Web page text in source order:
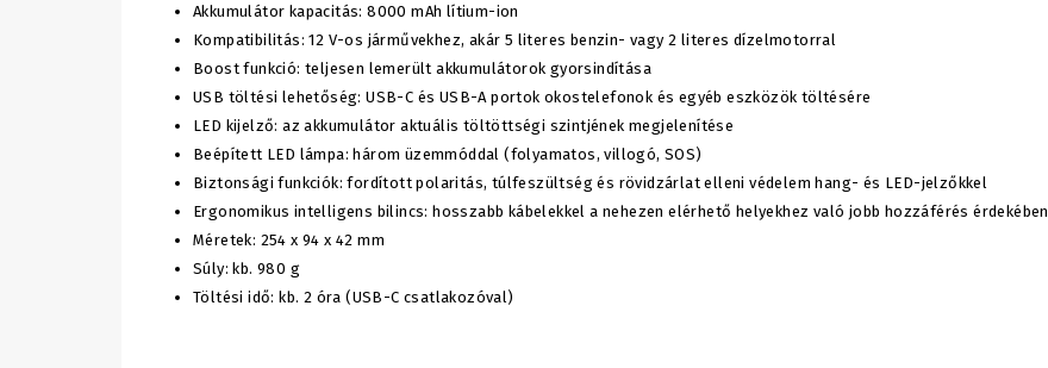
Akkumulátor kapacitás: 8000 mAh lítium-ion
Kompatibilitás: 12 V-os járművekhez, akár 5 literes benzin- vagy 2 literes dízelmotorral
Boost funkció: teljesen lemerült akkumulátorok gyorsindítása
USB töltési lehetőség: USB-C és USB-A portok okostelefonok és egyéb eszközök töltésére
LED kijelző: az akkumulátor aktuális töltöttségi szintjének megjelenítése
Beépített LED lámpa: három üzemmóddal (folyamatos, villogó, SOS)
Biztonsági funkciók: fordított polaritás, túlfeszültség és rövidzárlat elleni védelem hang- és LED-jelzőkkel
Ergonomikus intelligens bilincs: hosszabb kábelekkel a nehezen elérhető helyekhez való jobb hozzáférés érdekében
Méretek: 254 x 94 x 42 mm
Súly: kb. 980 g
Töltési idő: kb. 2 óra (USB-C csatlakozóval)